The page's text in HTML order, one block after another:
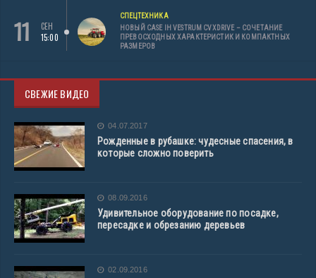
11
СЕН
15:00
СПЕЦТЕХНИКА
НОВЫЙ CASE IH VESTRUM CVXDRIVE – СОЧЕТАНИЕ
ПРЕВОСХОДНЫХ ХАРАКТЕРИСТИК И КОМПАКТНЫХ
РАЗМЕРОВ
СВЕЖИЕ ВИДЕО
04.07.2017
Рожденные в рубашке: чудесные спасения, в
которые сложно поверить
08.09.2016
Удивительное оборудование по посадке,
пересадке и обрезанию деревьев
02.09.2016